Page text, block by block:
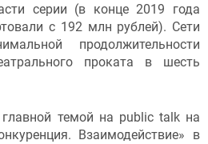
серии (в конце 2019 года
с 192 млн рублей). Сети
продолжительности
проката в шесть
темой на public talk на
Взаимодействие» в